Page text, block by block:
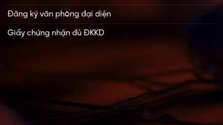
Đăng ký văn phòng đại diện
Giấy chứng nhận đủ ĐKKD